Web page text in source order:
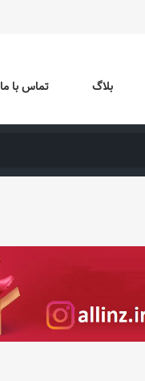
بلاگ تماس با ما